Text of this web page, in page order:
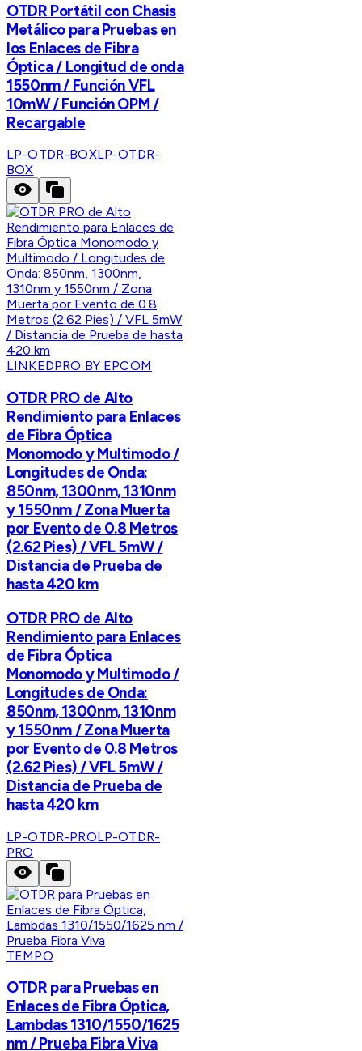
OTDR Portátil con Chasis
Metálico para Pruebas en
los Enlaces de Fibra
Óptica / Longitud de onda
1550nm / Función VFL
10mW / Función OPM /
Recargable
LP-OTDR-BOXLP-OTDR-
BOX
LINKEDPRO BY EPCOM
OTDR PRO de Alto
Rendimiento para Enlaces
de Fibra Óptica
Monomodo y Multimodo /
Longitudes de Onda:
850nm, 1300nm, 1310nm
y 1550nm / Zona Muerta
por Evento de 0.8 Metros
(2.62 Pies) / VFL 5mW /
Distancia de Prueba de
hasta 420 km
OTDR PRO de Alto
Rendimiento para Enlaces
de Fibra Óptica
Monomodo y Multimodo /
Longitudes de Onda:
850nm, 1300nm, 1310nm
y 1550nm / Zona Muerta
por Evento de 0.8 Metros
(2.62 Pies) / VFL 5mW /
Distancia de Prueba de
hasta 420 km
LP-OTDR-PROLP-OTDR-
PRO
TEMPO
OTDR para Pruebas en
Enlaces de Fibra Óptica,
Lambdas 1310/1550/1625
nm / Prueba Fibra Viva